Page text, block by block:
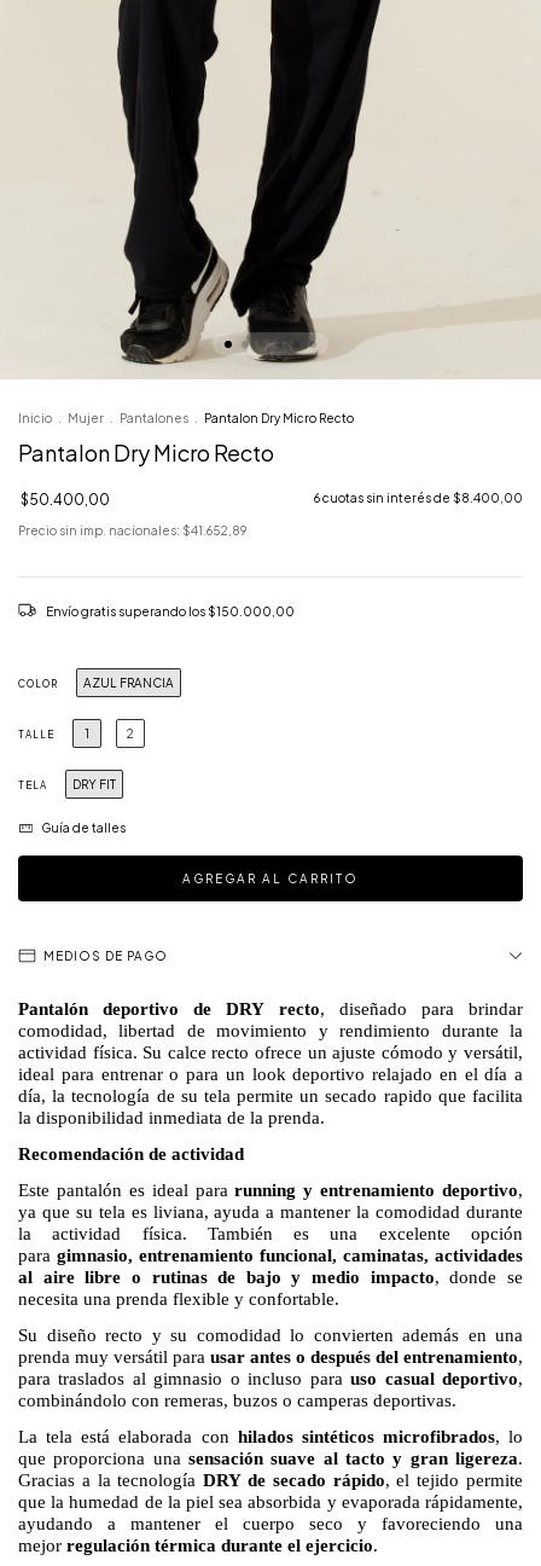
Inicio Mujer Pantalones Pantalon Dry Micro Recto
Pantalon Dry Micro Recto
$50.400,00 6cuotas sin interés de $8.400,00
Precio sin imp. nacionales: $41.652,89
Envío gratis superando los $150.000,00
COLOR AZUL FRANCIA
TALLE 1 2
TELA DRY FIT
Guía de talles
MEDIOS DE PAGO
Pantalón deportivo de DRY recto, diseñado para brindar
comodidad, libertad de movimiento y rendimiento durante la
actividad física. Su calce recto ofrece un ajuste cómodo y versátil,
ideal para entrenar o para un look deportivo relajado en el día a
día, la tecnología de su tela permite un secado rapido que facilita
la disponibilidad inmediata de la prenda.
Recomendación de actividad
Este pantalón es ideal pararunning y entrenamiento deportivo,
ya que su tela es liviana, ayuda a mantener la comodidad durante
la actividad física. También es una excelente opción
para gimnasio, entrenamiento funcional, caminatas, actividades
al aire libre o rutinas de bajo y medio impacto, donde se
necesita una prenda flexible y confortable.
Su diseño recto y su comodidad lo convierten además en una
prenda muy versátil para usar antes o después del entrenamiento,
para traslados al gimnasio o incluso parauso casual deportivo,
combinándolo con remeras, buzos o camperas deportivas.
La tela está elaborada con hilados sintéticos microfibrados, lo
que proporciona una sensación suave al tacto y gran ligereza.
Gracias a la tecnologíaDRY de secado rápido, el tejido permite
que la humedad de la piel sea absorbida y evaporada rápidamente,
ayudando a mantener el cuerpo seco y favoreciendo una
mejor regulación térmica durante el ejercicio.